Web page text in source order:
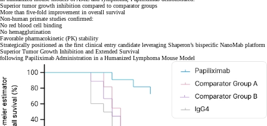
Superior tumor growth inhibition compared to comparator groups
More than five-fold improvement in overall survival
Non-human primate studies confirmed:
No red blood cell binding
No hemagglutination
Favorable pharmacokinetic (PK) stability
Strategically positioned as the first clinical entry candidate leveraging Shaperon’s bispecific NanoMab platform
Superior Tumor Growth Inhibition and Extended Survival
following Papiliximab Administration in a Humanized Lymphoma Mouse Model